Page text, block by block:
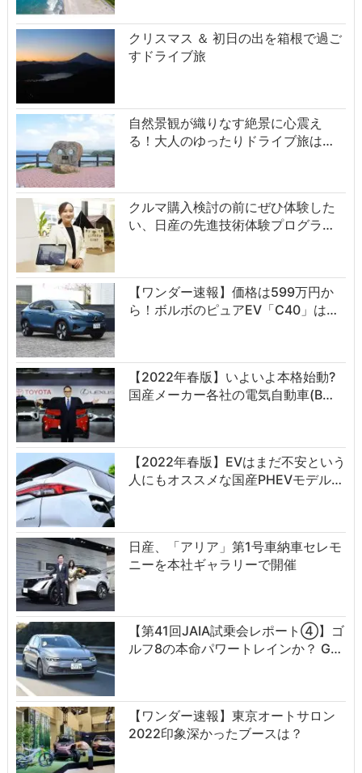
クリスマス ＆ 初日の出を箱根で過ご
すドライブ旅
自然景観が織りなす絶景に心震え
る！大人のゆったりドライブ旅は…
クルマ購入検討の前にぜひ体験した
い、日産の先進技術体験プログラ…
【ワンダー速報】価格は599万円か
ら！ボルボのピュアEV「C40」は…
【2022年春版】いよいよ本格始動?
国産メーカー各社の電気自動車(B…
【2022年春版】EVはまだ不安という
人にもオススメな国産PHEVモデル…
日産、「アリア」第1号車納車セレモ
ニーを本社ギャラリーで開催
【第41回JAIA試乗会レポート④】ゴ
ルフ8の本命パワートレインか？ G…
【ワンダー速報】東京オートサロン
2022印象深かったブースは？